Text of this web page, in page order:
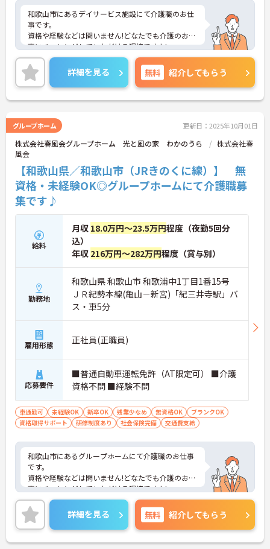
和歌山市にあるデイサービス施設にて介護職のお仕
事です。
資格や経験などは問いません!どなたでも介護のお仕
事にチャレンジしていただける環境ですよ!
週休2日制で残業はほぼありません。リフレッシュ
しながら、仕事もプライベートも充実した毎日を送
ることができます♪
ご興味がある方は是非一度マイナビまでお問い合わ
せください。さらに詳細などお伝えします！
詳細を見る 無料 紹介してもらう
グループホーム 更新日：2025年10月01日
株式会社春風会グループホーム 光と風の家 わかのうら
株式会社春
風会
【和歌山県／和歌山市（JRきのくに線）】 無
資格・未経験OK◎グループホームにて介護職募
集です♪
給料
月収 18.0万円～23.5万円程度（夜勤5回分
込）
年収 216万円～282万円程度（賞与別）
勤務地
和歌山県 和歌山市 和歌浦中1丁目1番15号
ＪＲ紀勢本線(亀山－新宮)「紀三井寺駅」バ
ス・車5分
雇用形態 正社員(正職員)
応募要件
■普通自動車運転免許（AT限定可） ■介護
資格不問 ■経験不問
車通勤可 未経験OK 新卒OK 残業少なめ 無資格OK
ブランクOK
資格取得サポート
研修制度あり 社会保険完備 交通費支給
和歌山市にあるグループホームにて介護職のお仕事
です。
資格や経験などは問いません!どなたでも介護のお仕
事にチャレンジしていただける環境ですよ!
週休2日制で残業はほぼありません。リフレッシュ
しながら、仕事もプライベートも充実した毎日を送
ることができます♪
ご興味がある方は是非一度マイナビまでお問い合わ
せください。さらに詳細などお伝えします！
詳細を見る 無料 紹介してもらう